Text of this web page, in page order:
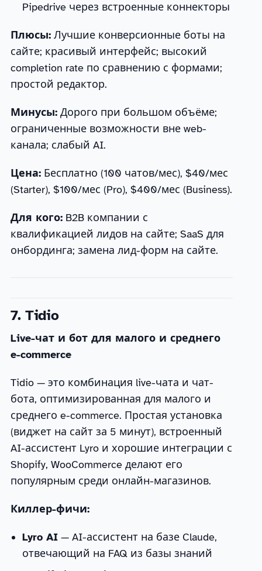
Pipedrive через встроенные коннекторы
Плюсы:Лучшие конверсионные боты на
сайте; красивый интерфейс; высокий
completion rate по сравнению с формами;
простой редактор.
Минусы:Дорого при большом объёме;
ограниченные возможности вне web-
канала; слабый AI.
Цена:Бесплатно (100 чатов/мес), $40/мес
(Starter), $100/мес (Pro), $400/мес (Business).
Для кого:B2B компании с
квалификацией лидов на сайте; SaaS для
онбординга; замена лид-форм на сайте.
7. Tidio
Live-чат и бот для малого и среднего
e-commerce
Tidio — это комбинация live-чата и чат-
бота, оптимизированная для малого и
среднего e-commerce. Простая установка
(виджет на сайт за 5 минут), встроенный
AI-ассистент Lyro и хорошие интеграции с
Shopify, WooCommerce делают его
популярным среди онлайн-магазинов.
Киллер-фичи:
Lyro AI— AI-ассистент на базе Claude,
отвечающий на FAQ из базы знаний